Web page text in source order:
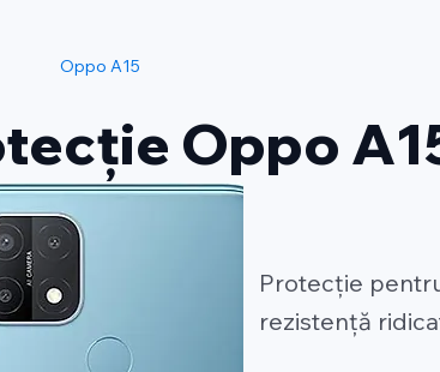
Oppo A15
Oppo
Protecție
rezistență